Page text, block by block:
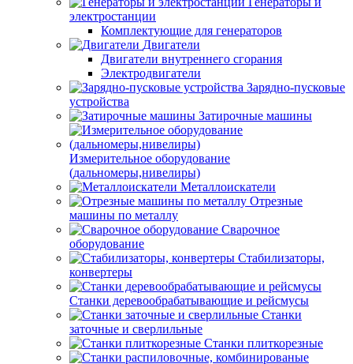
электростанции
Комплектующие для генераторов
Двигатели
Двигатели внутреннего сгорания
Электродвигатели
Зарядно-пусковые
устройства
Затирочные машины
Измерительное оборудование
(дальномеры,нивелиры)
Металлоискатели
Отрезные
машины по металлу
Сварочное
оборудование
Стабилизаторы,
конвертеры
Станки деревообрабатывающие и рейсмусы
Станки
заточные и сверлильные
Станки плиткорезные